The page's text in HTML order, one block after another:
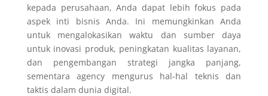
kepada perusahaan, Anda dapat lebih fokus pada
aspek inti bisnis Anda. Ini memungkinkan Anda
untuk mengalokasikan waktu dan sumber daya
untuk inovasi produk, peningkatan kualitas layanan,
dan pengembangan strategi jangka panjang,
sementara agency mengurus hal-hal teknis dan
taktis dalam dunia digital.